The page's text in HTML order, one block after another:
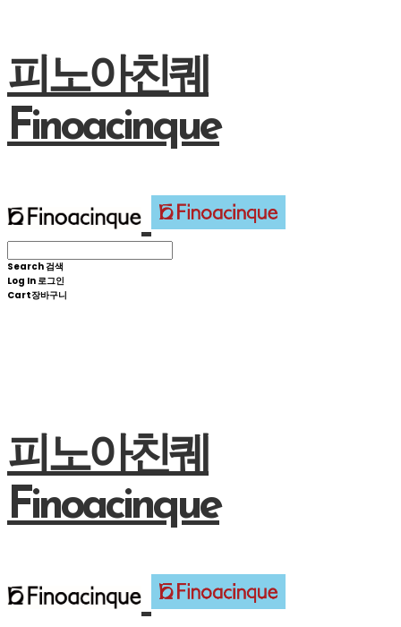
피노아친퀘
Finoacinque
Search검색
Log In로그인
Cart장바구니
피노아친퀘
Finoacinque